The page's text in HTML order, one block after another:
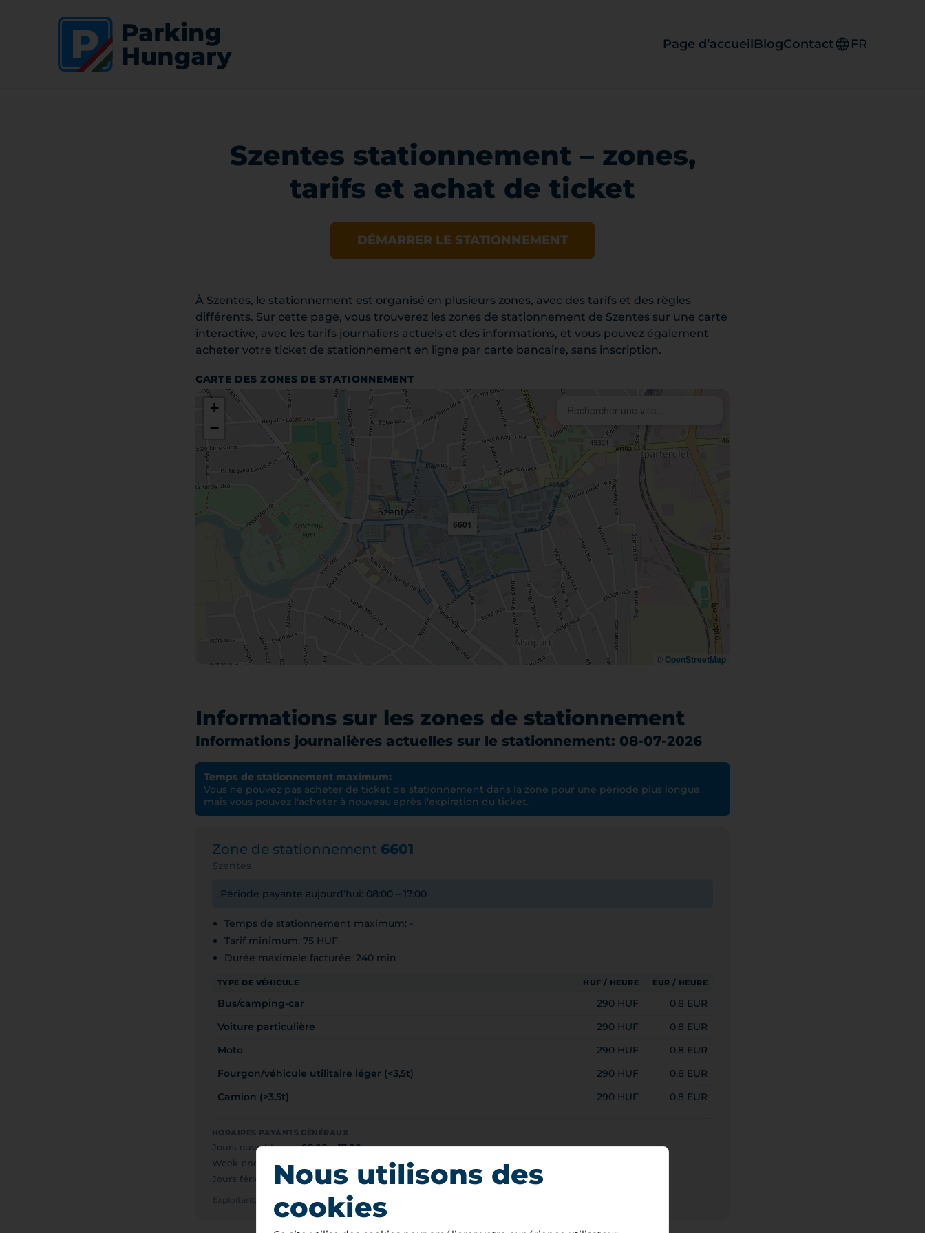
Page d’accueilBlogContact FR
Szentes stationnement – zones,
tarifs et achat de ticket
DÉMARRER LE STATIONNEMENT
À Szentes, le stationnement est organisé en plusieurs zones, avec des tarifs et des règles
différents. Sur cette page, vous trouverez les zones de stationnement de Szentes sur une carte
interactive, avec les tarifs journaliers actuels et des informations, et vous pouvez également
acheter votre ticket de stationnement en ligne par carte bancaire, sans inscription.
CARTE DES ZONES DE STATIONNEMENT
6601
+
−
© OpenStreetMap
Informations sur les zones de stationnement
Informations journalières actuelles sur le stationnement: 08-07-2026
Temps de stationnement maximum:
Vous ne pouvez pas acheter de ticket de stationnement dans la zone pour une période plus longue,
mais vous pouvez l'acheter à nouveau après l'expiration du ticket.
Zone de stationnement 6601
Szentes
Période payante aujourd’hui: 08:00 – 17:00
Temps de stationnement maximum: -
Tarif minimum: 75 HUF
Durée maximale facturée: 240 min
TYPE DE VÉHICULE HUF / HEURE EUR / HEURE
Bus/camping-car 290 HUF
0,8 EUR
Voiture particulière
290 HUF
0,8 EUR
Moto
290 HUF
0,8 EUR
Fourgon/véhicule utilitaire léger (<3,5t)
290 HUF
0,8 EUR
Camion (>3,5t)
290 HUF 0,8 EUR
HORAIRES PAYANTS GÉNÉRAUX
Jours ouvrables
08:00 – 17:00
Week-end
Jours fériés
Gratuit
Exploitant: SZENTES VÁROS ÖNKORMÁNYZATA
Nous utilisons des
cookies